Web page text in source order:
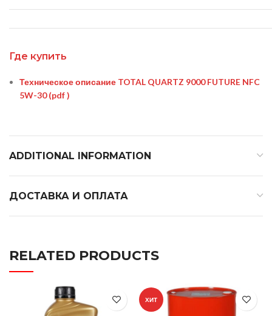
Где купить
Техническое описание TOTAL QUARTZ 9000 FUTURE NFC
5W-30(pdf )
ADDITIONAL INFORMATION
ДОСТАВКА И ОПЛАТА
RELATED PRODUCTS
ХИТ